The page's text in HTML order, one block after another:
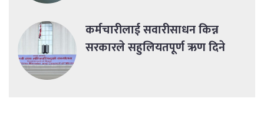
कर्मचारीलाई सवारीसाधन किन्न
सरकारले सहुलियतपूर्ण ऋण दिने